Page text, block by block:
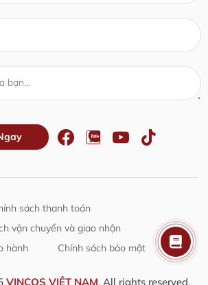
sách thanh toán
vận chuyển và giao nhận
hành
Chính sách bảo mật
VINCOS VIỆT NAM. All rights reserved.